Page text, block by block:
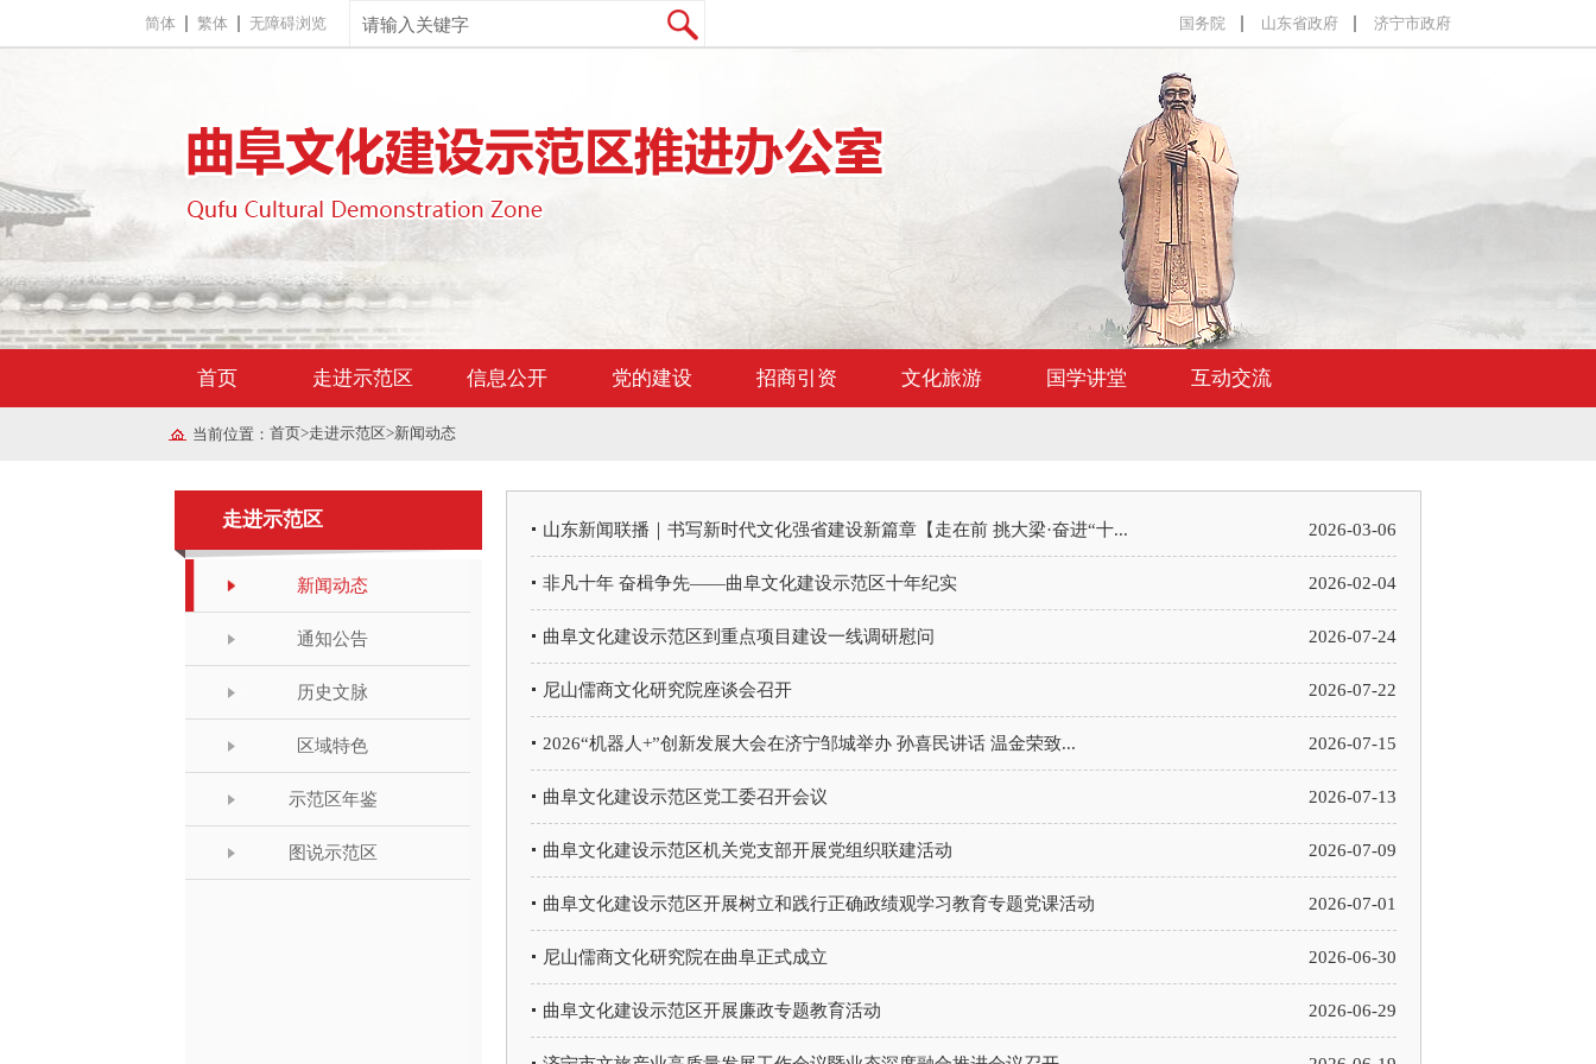
简体 繁体 无障碍浏览 济宁市政府
山东省政府
国务院
首页 走进示范区 信息公开 党的建设 招商引资 文化旅游 国学讲堂 互动交流
当前位置： 首页>走进示范区>新闻动态
走进示范区
新闻动态
通知公告
历史文脉
区域特色
示范区年鉴
图说示范区
山东新闻联播｜书写新时代文化强省建设新篇章【走在前 挑大梁·奋进“十... 2026-03-06
非凡十年 奋楫争先——曲阜文化建设示范区十年纪实 2026-02-04
曲阜文化建设示范区到重点项目建设一线调研慰问 2026-07-24
尼山儒商文化研究院座谈会召开 2026-07-22
2026“机器人+”创新发展大会在济宁邹城举办 孙喜民讲话 温金荣致... 2026-07-15
曲阜文化建设示范区党工委召开会议 2026-07-13
曲阜文化建设示范区机关党支部开展党组织联建活动 2026-07-09
曲阜文化建设示范区开展树立和践行正确政绩观学习教育专题党课活动 2026-07-01
尼山儒商文化研究院在曲阜正式成立 2026-06-30
曲阜文化建设示范区开展廉政专题教育活动 2026-06-29